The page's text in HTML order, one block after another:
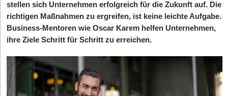
stellen sich Unternehmen erfolgreich für die Zukunft auf. Die
richtigen Maßnahmen zu ergreifen, ist keine leichte Aufgabe.
Business-Mentoren wie Oscar Karem helfen Unternehmen,
ihre Ziele Schritt für Schritt zu erreichen.